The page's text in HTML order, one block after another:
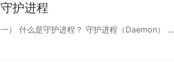
守护进程
一） 什么是守护进程？ 守护进程（Daemon） …